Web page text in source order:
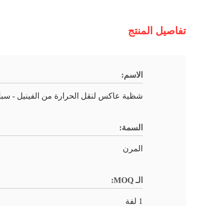
تفاصيل المنتج
الاسم:
شظية عاكس لنقل الحرارة من الفينيل -
السمة:
المرن
الـ MOQ:
1 لفة